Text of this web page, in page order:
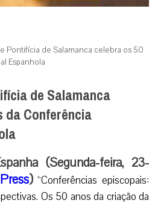
Pontifícia de Salamanca celebra os 50
Espanhola
de Salamanca
Conferência
(Segunda-feira, 23-
)“Conferências episcopais:
Os 50 anos da criação da